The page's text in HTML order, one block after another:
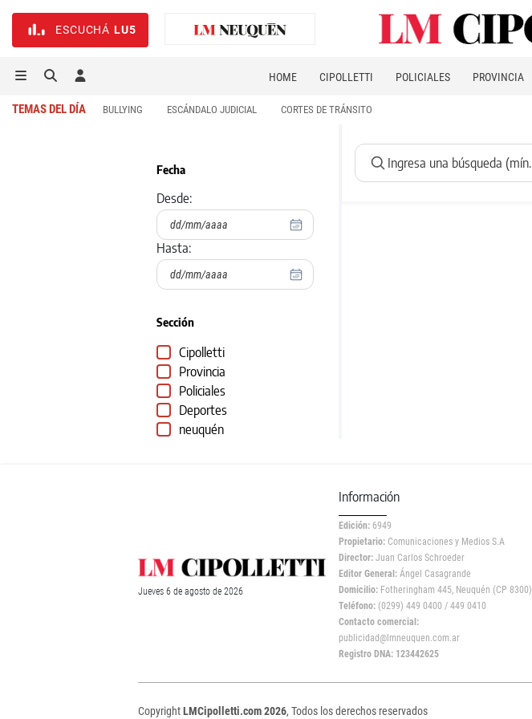
ESCUCHÁ LU5
HOME CIPOLLETTI POLICIALES PROVINCIA
TEMAS DEL DÍA BULLYING ESCÁNDALO JUDICIAL CORTES DE TRÁNSITO
Fecha
Desde:
Hasta:
Sección
Cipolletti
Provincia
Policiales
Deportes
neuquén
Jueves 6 de agosto de 2026
Información
Edición: 6949
Propietario: Comunicaciones y Medios S.A
Director: Juan Carlos Schroeder
Editor General: Ángel Casagrande
Domicilio: Fotheringham 445, Neuquén (CP 8300)
Teléfono: (0299) 449 0400 / 449 0410
Contacto comercial:
publicidad@lmneuquen.com.ar
Registro DNA: 123442625
CopyrightLMCipolletti.com 2026, Todos los derechos reservados